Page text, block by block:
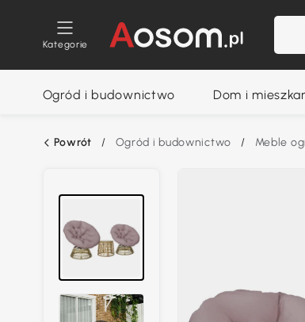
Kategorie
Ogród i budownictwo Dom i
Powrót / Ogród i budownictwo / Meble